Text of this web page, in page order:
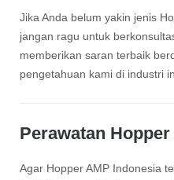
Jika Anda belum yakin jenis
jangan ragu untuk
memberikan saran terbaik
pengetahuan kami di industri
Perawatan
Agar Hopper AMP Indonesia